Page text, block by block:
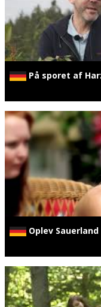
På sporet af
Oplev Sauerland